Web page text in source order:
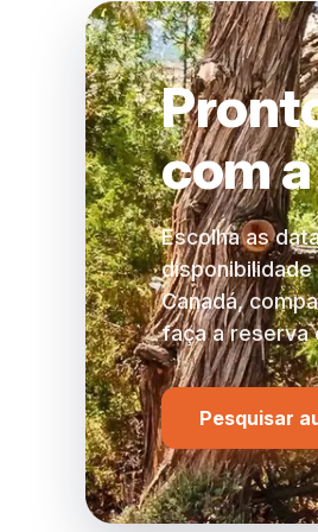
com
Escolha as
disponibilidade
Canadá,
faça a reserva
Pesquisar